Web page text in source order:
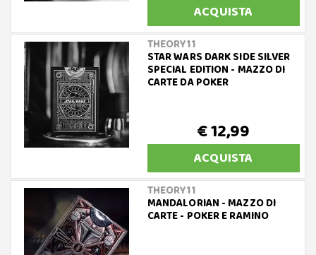
ACQUISTA
THEORY11
STAR WARS DARK SIDE SILVER
SPECIAL EDITION - MAZZO DI
CARTE DA POKER
€ 12,99
ACQUISTA
THEORY11
MANDALORIAN - MAZZO DI
CARTE - POKER E RAMINO